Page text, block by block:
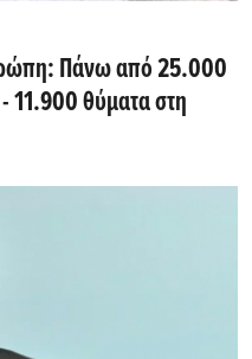
Πάνω από 25.000
11.900 θύματα στη